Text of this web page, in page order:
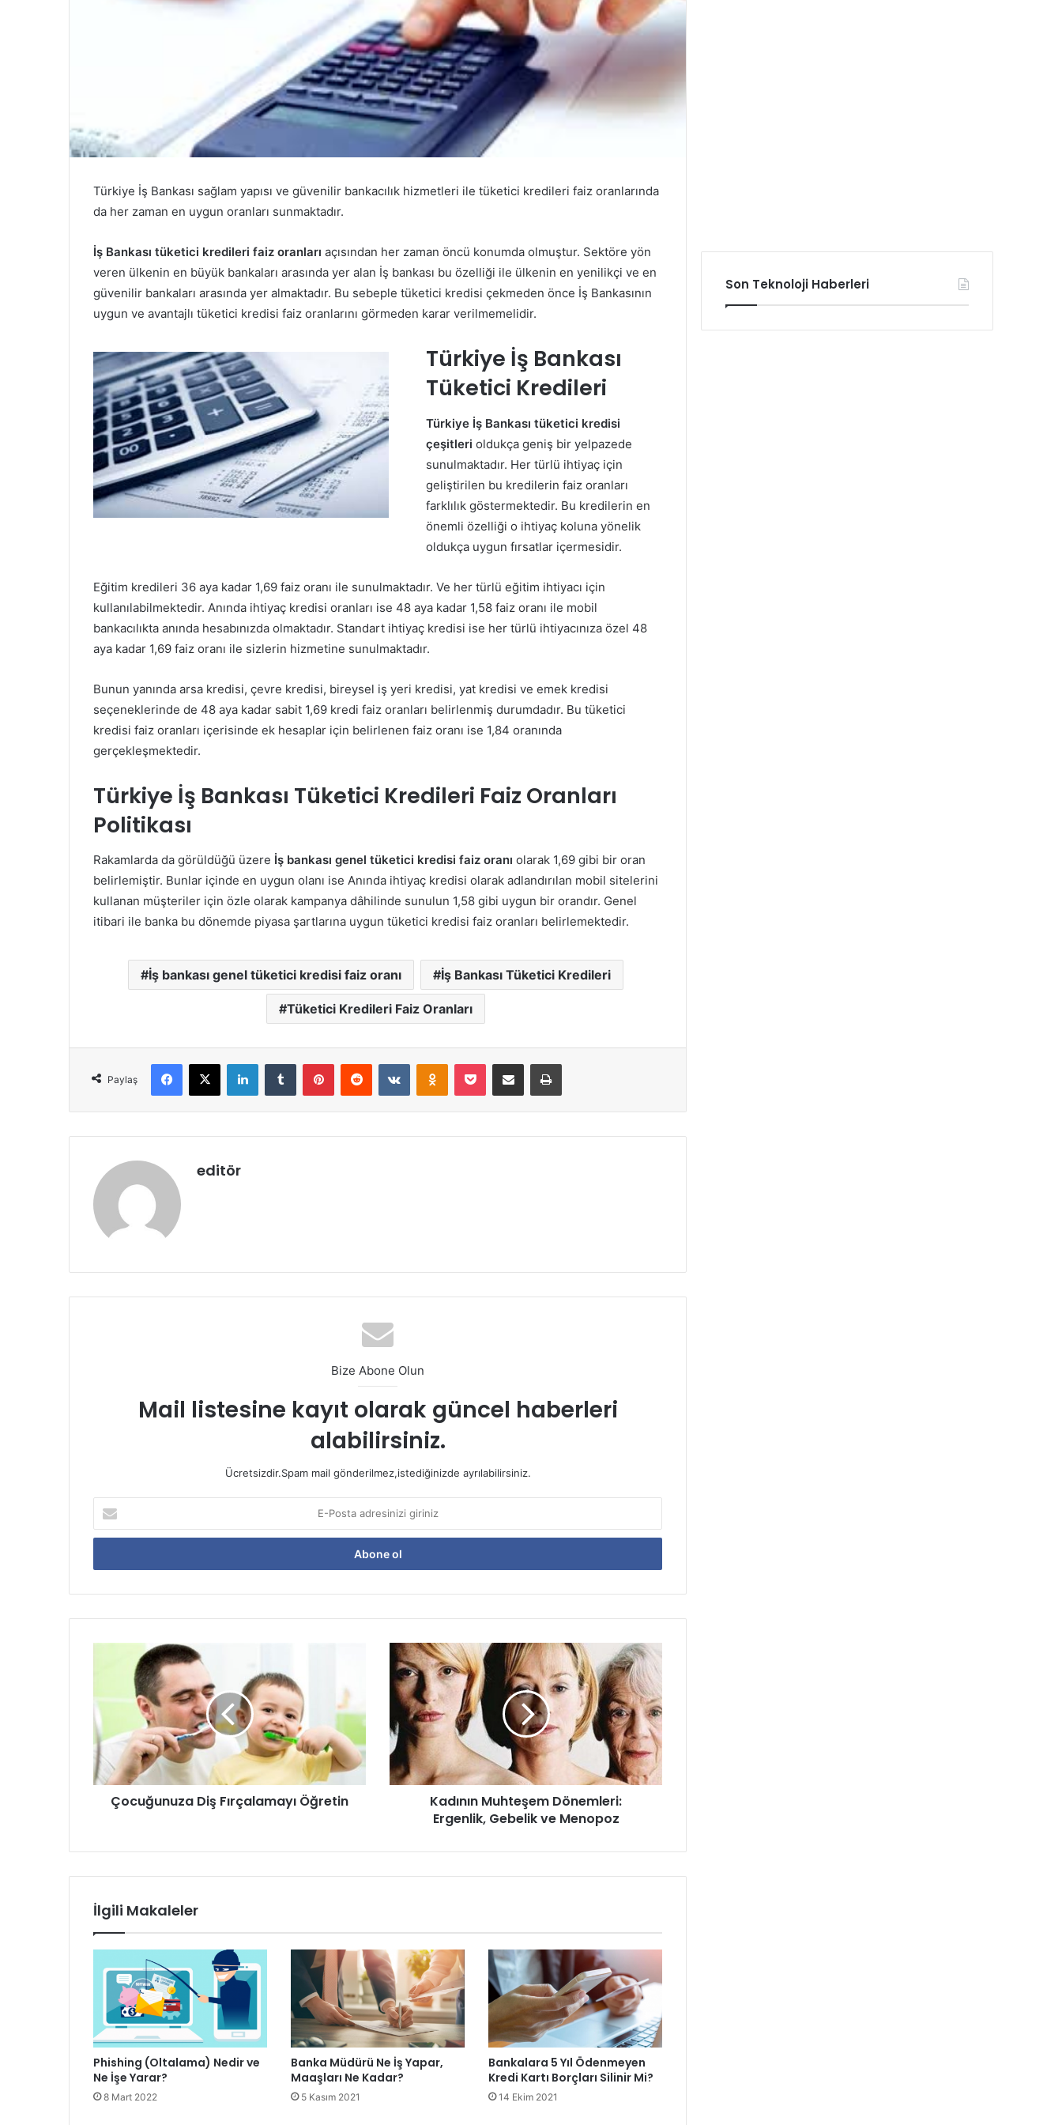
Türkiye İş Bankası sağlam yapısı ve güvenilir bankacılık hizmetleri ile tüketici kredileri faiz oranlarında
da her zaman en uygun oranları sunmaktadır.
İş Bankası tüketici kredileri faiz oranları açısından her zaman öncü konumda olmuştur. Sektöre yön
veren ülkenin en büyük bankaları arasında yer alan İş bankası bu özelliği ile ülkenin en yenilikçi ve en
güvenilir bankaları arasında yer almaktadır. Bu sebeple tüketici kredisi çekmeden önce İş Bankasının
uygun ve avantajlı tüketici kredisi faiz oranlarını görmeden karar verilmemelidir.
Türkiye İş Bankası
Tüketici Kredileri
Türkiye İş Bankası tüketici kredisi
çeşitlerioldukça geniş bir yelpazede
sunulmaktadır. Her türlü ihtiyaç için
geliştirilen bu kredilerin faiz oranları
farklılık göstermektedir. Bu kredilerin en
önemli özelliği o ihtiyaç koluna yönelik
oldukça uygun fırsatlar içermesidir.
Eğitim kredileri 36 aya kadar 1,69 faiz oranı ile sunulmaktadır. Ve her türlü eğitim ihtiyacı için
kullanılabilmektedir. Anında ihtiyaç kredisi oranları ise 48 aya kadar 1,58 faiz oranı ile mobil
bankacılıkta anında hesabınızda olmaktadır. Standart ihtiyaç kredisi ise her türlü ihtiyacınıza özel 48
aya kadar 1,69 faiz oranı ile sizlerin hizmetine sunulmaktadır.
Bunun yanında arsa kredisi, çevre kredisi, bireysel iş yeri kredisi, yat kredisi ve emek kredisi
seçeneklerinde de 48 aya kadar sabit 1,69 kredi faiz oranları belirlenmiş durumdadır. Bu tüketici
kredisi faiz oranları içerisinde ek hesaplar için belirlenen faiz oranı ise 1,84 oranında
gerçekleşmektedir.
Türkiye İş Bankası Tüketici Kredileri Faiz Oranları
Politikası
Rakamlarda da görüldüğü üzere İş bankası genel tüketici kredisi faiz oranı olarak 1,69 gibi bir oran
belirlemiştir. Bunlar içinde en uygun olanı ise Anında ihtiyaç kredisi olarak adlandırılan mobil sitelerini
kullanan müşteriler için özle olarak kampanya dâhilinde sunulun 1,58 gibi uygun bir orandır. Genel
itibari ile banka bu dönemde piyasa şartlarına uygun tüketici kredisi faiz oranları belirlemektedir.
İş bankası genel tüketici kredisi faiz oranı İş Bankası Tüketici Kredileri
Tüketici Kredileri Faiz Oranları
Paylaş
Facebook
X LinkedInTumblr PinterestReddit VKontakteOdnoklassniki
Pocket E-Posta ile paylaş Yazdır
editör
Bize Abone Olun
Mail listesine kayıt olarak güncel haberleri
alabilirsiniz.
Ücretsizdir.Spam mail gönderilmez,istediğinizde ayrılabilirsiniz.
Posta
adresinizi
Çocuğunuza
Fırçalamayı
Öğretin
Çocuğunuza Diş Fırçalamayı Öğretin
Kadının
Muhteşem
Dönemleri:
Ergenlik,
Gebelik
ve
Menopoz
Kadının Muhteşem Dönemleri:
Ergenlik, Gebelik ve Menopoz
İlgili Makaleler
Phishing (Oltalama) Nedir ve
Ne İşe Yarar?
8 Mart 2022
Banka Müdürü Ne İş Yapar,
Maaşları Ne Kadar?
5 Kasım 2021
Bankalara 5 Yıl Ödenmeyen
Kredi Kartı Borçları Silinir Mi?
14 Ekim 2021
Son Teknoloji Haberleri